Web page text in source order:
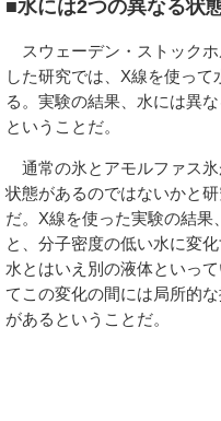
■水には2つの異なる状
スウェーデン・ストック
した研究では、X線を使っ
る。実験の結果、水には異
ということだ。
通常の氷とアモルファス
状態があるのではないかと
だ。X線を使った実験の結
と、分子密度の低い水に変
水とはいえ別の液体といっ
てこの変化の間には局所的
があるということだ。